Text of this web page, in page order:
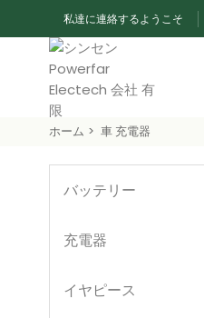
私達に連絡するようこそ
ホーム 車 充電器
バッテリー
充電器
イヤピース